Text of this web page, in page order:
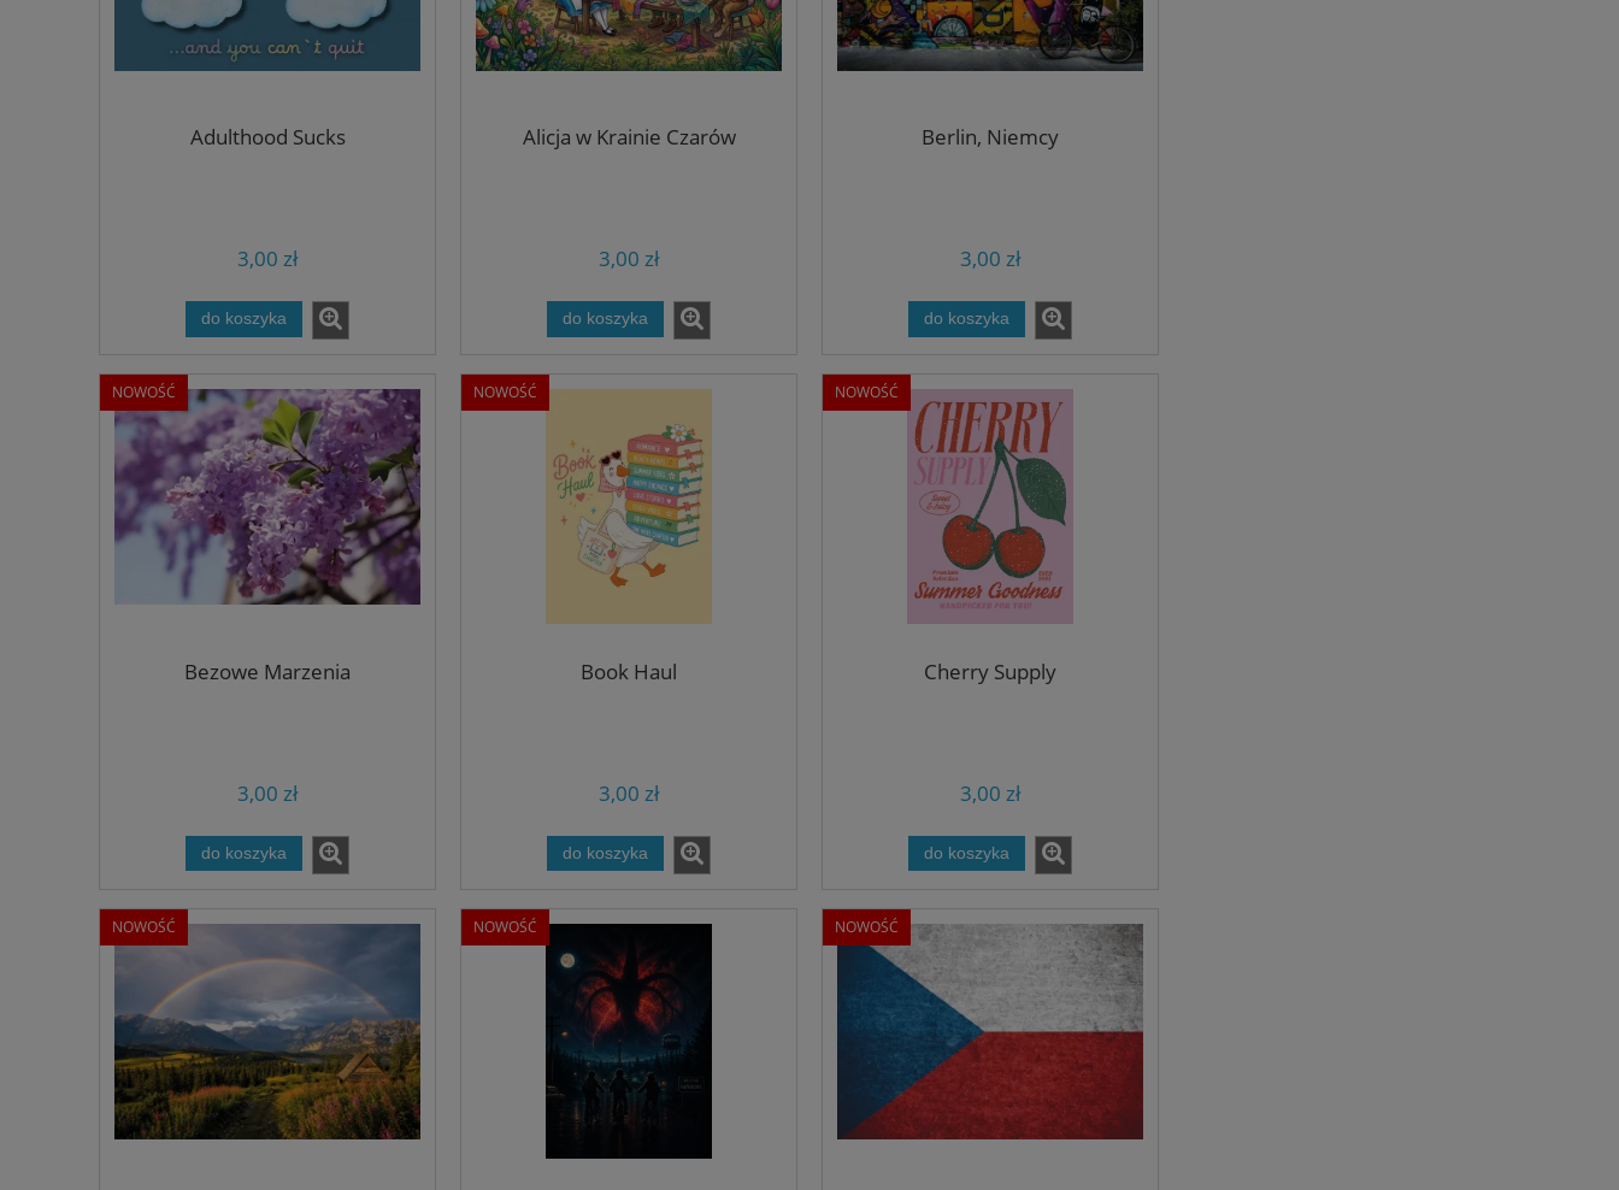
Adulthood Sucks
3,00 zł
do koszyka
Alicja w Krainie Czarów
3,00 zł
do koszyka
Berlin, Niemcy
3,00 zł
do koszyka
Bezowe Marzenia
3,00 zł
do koszyka
NOWOŚĆ
Book Haul
3,00 zł
do koszyka
NOWOŚĆ
Cherry Supply
3,00 zł
do koszyka
NOWOŚĆ
NOWOŚĆ NOWOŚĆ NOWOŚĆ